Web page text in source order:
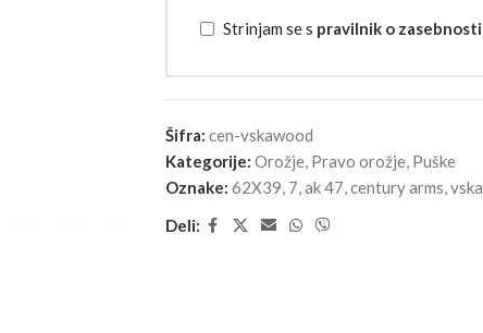
Strinjam se s pravilnik o zasebnosti
Šifra: cen-vskawood
Kategorije: Orožje, Pravo orožje, Puške
Oznake: 62X39 7 ak 47 century arms vska
Deli: